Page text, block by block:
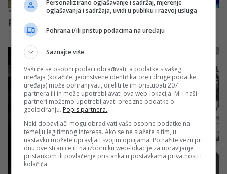
Personalizirano oglašavanje i sadržaj, mjerenje
oglašavanja i sadržaja, uvidi u publiku i razvoj usluga
Pohrana i/ili pristup podacima na uređaju
Saznajte više
Vaši će se osobni podaci obrađivati, a podatke s vašeg
uređaja (kolačiće, jedinstvene identifikatore i druge podatke
uređaja) može pohranjivati, dijeliti te im pristupati 207
partnera ili ih može upotrebljavati ova web-lokacija. Mi i naši
partneri možemo upotrebljavati precizne podatke o
geolociranju. Popis partnera.
Neki dobavljači mogu obrađivati vaše osobne podatke na
temelju legitimnog interesa. Ako se ne slažete s tim, u
nastavku možete upravljati svojim opcijama. Potražite vezu pri
dnu ove stranice ili na izborniku web-lokacije za upravljanje
pristankom ili povlačenje pristanka u postavkama privatnosti i
kolačića.